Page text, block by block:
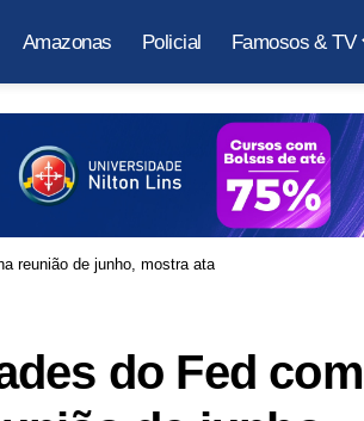
Amazonas Policial Famosos & TV
reunião de junho, mostra ata
do Fed com